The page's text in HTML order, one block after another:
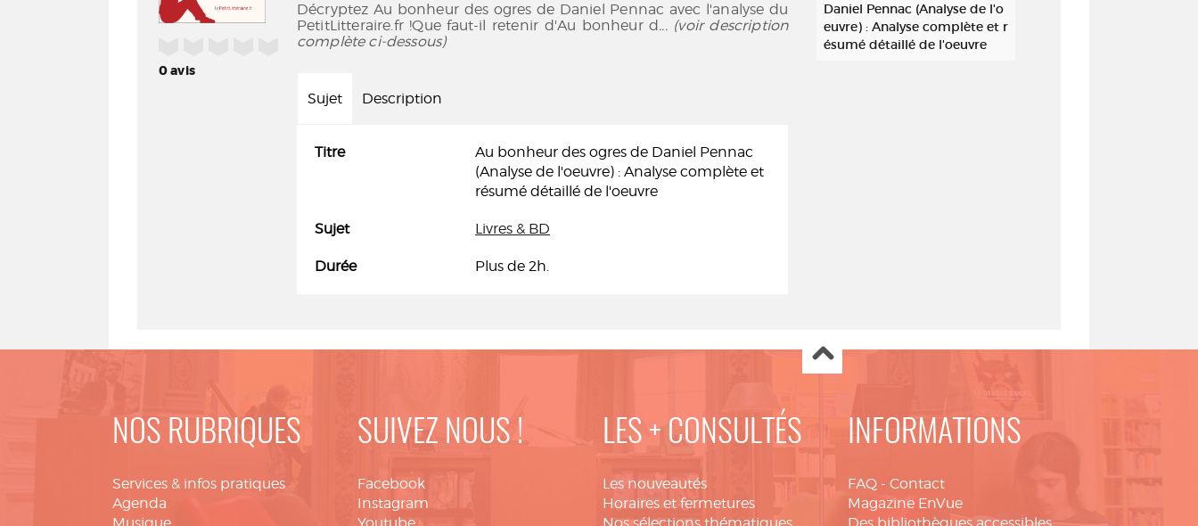
0avis
Décryptez Au bonheur des ogres de Daniel Pennac avec l'analyse du
PetitLitteraire.fr !Que faut-il retenir d'Au bonheur d... (voir description
complète ci-dessous)
Sujet Description
Titre
Au bonheur des ogres de Daniel Pennac
(Analyse de l'oeuvre) : Analyse complète et
résumé détaillé de l'oeuvre
Sujet Livres & BD
Durée Plus de 2h.
Daniel Pennac (Analyse de l'o
euvre) : Analyse complète et r
ésumé détaillé de l'oeuvre
NOS RUBRIQUES
Services & infos pratiques
Agenda
SUIVEZ NOUS !
Facebook
Instagram
LES + CONSULTÉS
Les nouveautés
Horaires et fermetures
INFORMATIONS
FAQ - Contact
Magazine EnVue